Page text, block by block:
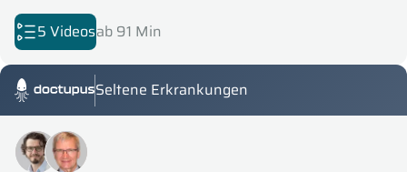
5 Videosab 91 Min
Doctupus TutorialsSeltene Erkrankungen